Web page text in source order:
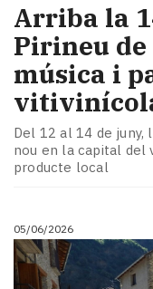
Arriba la
Pirineu
música i
Del 12 al 14 de juny,
nou en la capital del
producte local
05/06/2026